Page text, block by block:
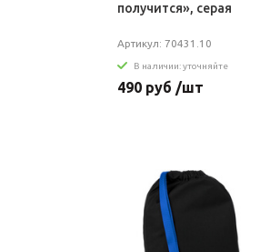
получится», серая
Артикул: 70431.10
В наличии: уточняйте
490 руб /шт